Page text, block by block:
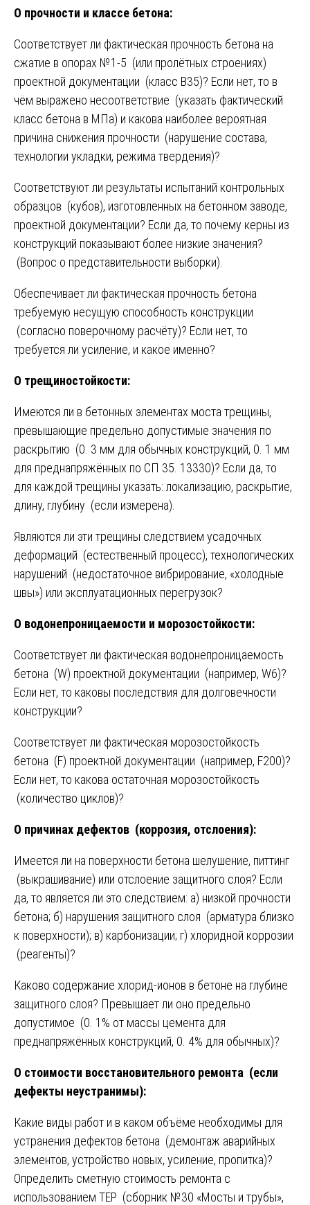
О прочности и классе бетона:
Соответствует ли фактическая прочность бетона на
сжатие в опорах №1-5 (или пролётных строениях)
проектной документации (класс В35)? Если нет, то в
чём выражено несоответствие (указать фактический
класс бетона в МПа) и какова наиболее вероятная
причина снижения прочности (нарушение состава,
технологии укладки, режима твердения)?
Соответствуют ли результаты испытаний контрольных
образцов (кубов), изготовленных на бетонном заводе,
проектной документации? Если да, то почему керны из
конструкций показывают более низкие значения?
(Вопрос о представительности выборки).
Обеспечивает ли фактическая прочность бетона
требуемую несущую способность конструкции
(согласно поверочному расчёту)? Если нет, то
требуется ли усиление, и какое именно?
О трещиностойкости:
Имеются ли в бетонных элементах моста трещины,
превышающие предельно допустимые значения по
раскрытию (0. 3 мм для обычных конструкций, 0. 1 мм
для преднапряжённых по СП 35. 13330)? Если да, то
для каждой трещины указать: локализацию, раскрытие,
длину, глубину (если измерена).
Являются ли эти трещины следствием усадочных
деформаций (естественный процесс), технологических
нарушений (недостаточное вибрирование, «холодные
швы») или эксплуатационных перегрузок?
О водонепроницаемости и морозостойкости:
Соответствует ли фактическая водонепроницаемость
бетона (W) проектной документации (например, W6)?
Если нет, то каковы последствия для долговечности
конструкции?
Соответствует ли фактическая морозостойкость
бетона (F) проектной документации (например, F200)?
Если нет, то какова остаточная морозостойкость
(количество циклов)?
О причинах дефектов (коррозия, отслоения):
Имеется ли на поверхности бетона шелушение, питтинг
(выкрашивание) или отслоение защитного слоя? Если
да, то является ли это следствием: а) низкой прочности
бетона; б) нарушения защитного слоя (арматура близко
к поверхности); в) карбонизации; г) хлоридной коррозии
(реагенты)?
Каково содержание хлорид-ионов в бетоне на глубине
защитного слоя? Превышает ли оно предельно
допустимое (0. 1% от массы цемента для
преднапряжённых конструкций, 0. 4% для обычных)?
О стоимости восстановительного ремонта (если
дефекты неустранимы):
Какие виды работ и в каком объёме необходимы для
устранения дефектов бетона (демонтаж аварийных
элементов, устройство новых, усиление, пропитка)?
Определить сметную стоимость ремонта с
использованием ТЕР (сборник №30 «Мосты и трубы»,